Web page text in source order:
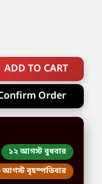
ADD TO CART
Order
১২ আগস্ট বুধবার
আগস্ট বৃহস্পতিবার